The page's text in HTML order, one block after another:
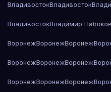
ВладивостокВладивосток
ВладивостокВладимир
ВоронежВоронежВоронеж
ВоронежВоронежВоронеж
ВоронежВоронежВоронеж